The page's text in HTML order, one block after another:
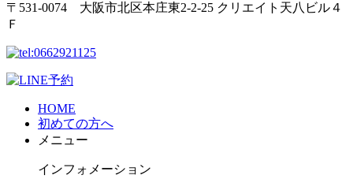
〒531-0074 大阪市北区本庄東2-2-25 クリエイト天八ビル４
Ｆ
HOME
初めての方へ
メニュー
インフォメーション